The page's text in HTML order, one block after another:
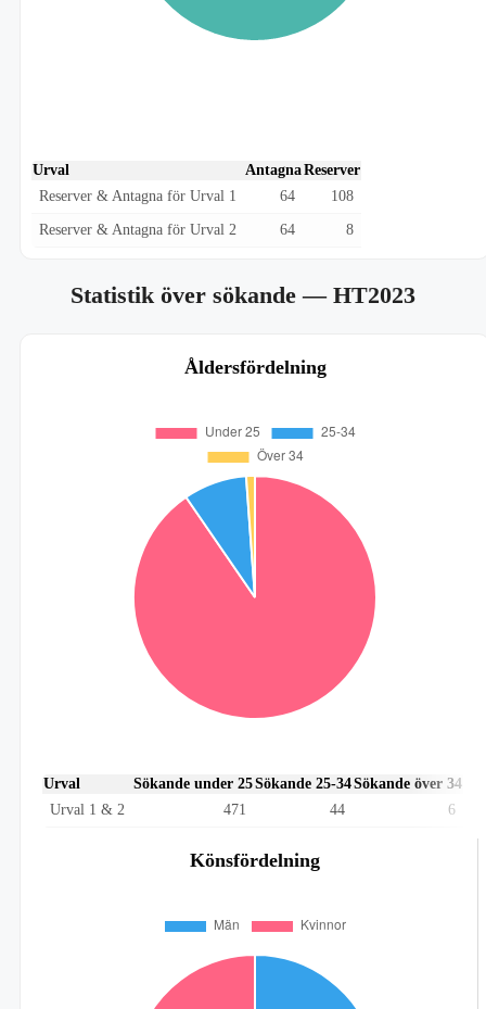
Urval AntagnaReserver
Reserver & Antagna för Urval 1
64 108
Reserver & Antagna för Urval 2 64 8
Statistik över sökande— HT2023
Åldersfördelning
Urval Sökande under 25Sökande 25-34Sökande över 34
Urval 1 & 2
471 44 6
Könsfördelning